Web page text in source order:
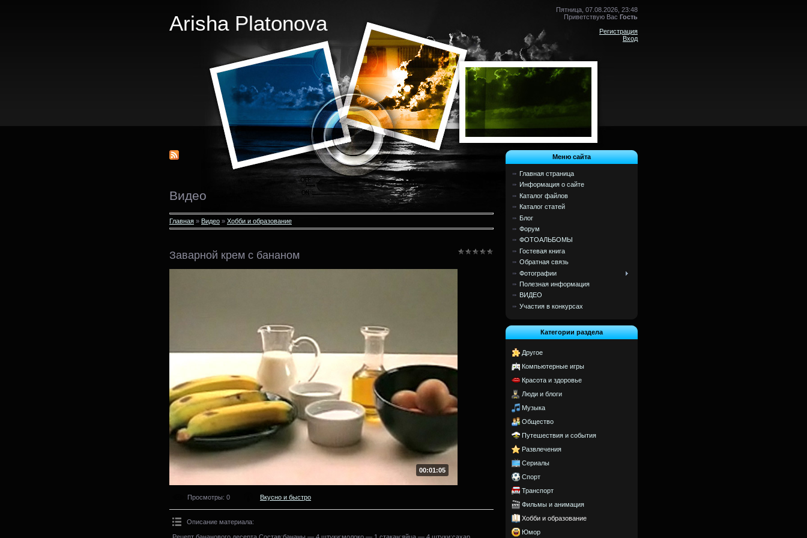
Arisha Platonova
Пятница, 07.08.2026, 23:48
Приветствую Вас Гость
Регистрация
Вход
Видео
Главная » Видео » Хобби и образование
Заварной крем с бананом
00:01:05
Просмотры: 0 Вкусно и быстро
Описание материала:
Рецепт бананового десерта.Состав:бананы — 4 штуки;молоко — 1 стакан;яйца — 4 штуки;сахар,
Меню сайта
Главная страница
Информация о сайте
Каталог файлов
Каталог статей
Блог
Форум
ФОТОАЛЬБОМЫ
Гостевая книга
Обратная связь
Фотографии
Полезная информация
ВИДЕО
Участия в конкурсах
Категории раздела
Другое
Компьютерные игры
Красота и здоровье
Люди и блоги
Музыка
Общество
Путешествия и события
Развлечения
Сериалы
Спорт
Транспорт
Фильмы и анимация
Хобби и образование
Юмор